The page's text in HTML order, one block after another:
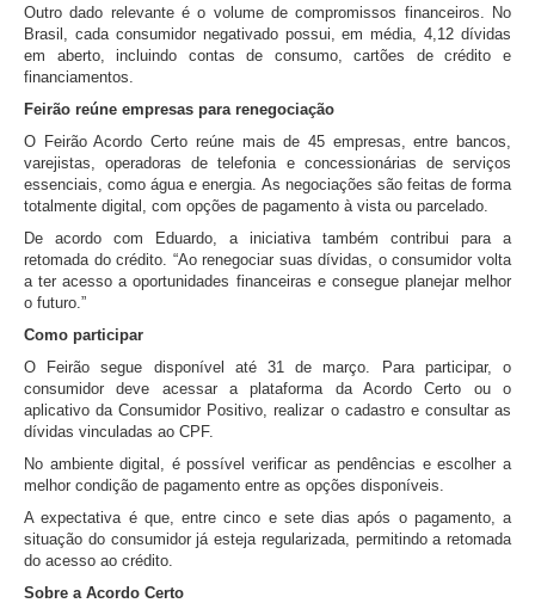
Outro dado relevante é o volume de compromissos financeiros. No
Brasil, cada consumidor negativado possui, em média, 4,12 dívidas
em aberto, incluindo contas de consumo, cartões de crédito e
financiamentos.
Feirão reúne empresas para renegociação
O Feirão Acordo Certo reúne mais de 45 empresas, entre bancos,
varejistas, operadoras de telefonia e concessionárias de serviços
essenciais, como água e energia. As negociações são feitas de forma
totalmente digital, com opções de pagamento à vista ou parcelado.
De acordo com Eduardo, a iniciativa também contribui para a
retomada do crédito. “Ao renegociar suas dívidas, o consumidor volta
a ter acesso a oportunidades financeiras e consegue planejar melhor
o futuro.”
Como participar
O Feirão segue disponível até 31 de março. Para participar, o
consumidor deve acessar a plataforma da Acordo Certo ou o
aplicativo da Consumidor Positivo, realizar o cadastro e consultar as
dívidas vinculadas ao CPF.
No ambiente digital, é possível verificar as pendências e escolher a
melhor condição de pagamento entre as opções disponíveis.
A expectativa é que, entre cinco e sete dias após o pagamento, a
situação do consumidor já esteja regularizada, permitindo a retomada
do acesso ao crédito.
Sobre a Acordo Certo